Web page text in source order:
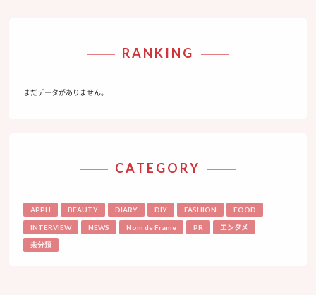
RANKING
まだデータがありません。
CATEGORY
APPLI BEAUTY DIARY DIY FASHION FOOD
INTERVIEW NEWS Nom de Frame PR エンタメ
未分類